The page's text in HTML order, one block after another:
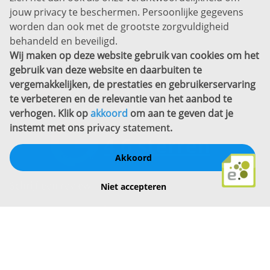
Sitemap
Copyright
Bekijk ook eens
jouw privacy te beschermen. Persoonlijke gegevens
worden dan ook met de grootste zorgvuldigheid
behandeld en beveiligd.
Wij maken op deze website gebruik van cookies om het
gebruik van deze website en daarbuiten te
vergemakkelijken, de prestaties en gebruikerservaring
te verbeteren en de relevantie van het aanbod te
verhogen. Klik opakkoord om aan te geven dat je
instemt met ons privacy statement.
Akkoord
Niet accepteren